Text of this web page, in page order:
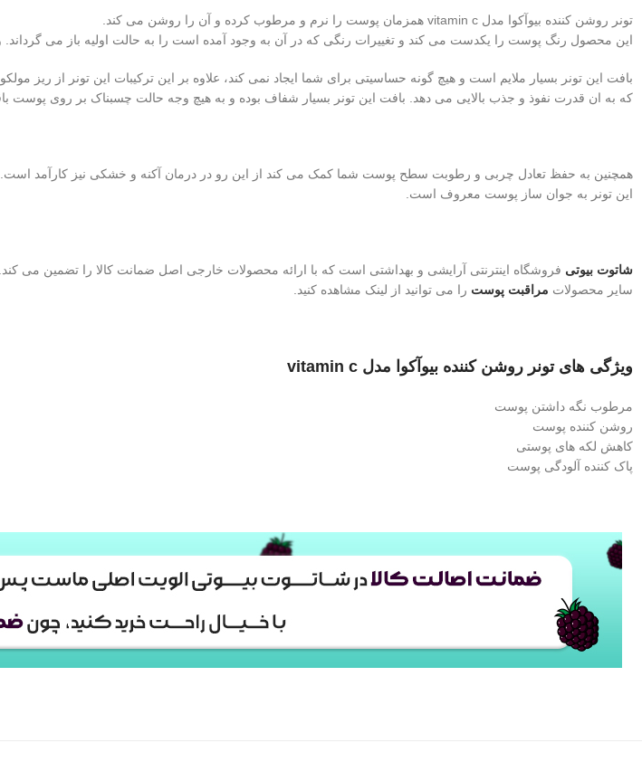
تونر روشن کننده بیوآکوا مدل vitamin c همزمان پوست را نرم و مرطوب کرده و آن را روشن می کند.
این محصول رنگ پوست را یکدست می کند و تغییرات رنگی که در آن به وجود آمده است را به حالت اولیه باز می گرداند.
بافت این تونر بسیار ملایم است و هیچ گونه حساسیتی برای شما ایجاد نمی کند، علاوه بر این ترکیبات این تونر از ریز
که به ان قدرت نفوذ و جذب بالایی می دهد. بافت این تونر بسیار شفاف بوده و به هیچ وجه حالت چسبناک بر روی پوست
همچنین به حفظ تعادل چربی و رطوبت سطح پوست شما کمک می کند از این رو در درمان آکنه و خشکی نیز کارآمد است.
این تونر به جوان ساز پوست معروف است.
شاتوت بیوتی فروشگاه اینترنتی آرایشی و بهداشتی است که با ارائه محصولات خارجی اصل ضمانت کالا را تضمین می کند.
سایر محصولات مراقبت پوست را می توانید از لینک مشاهده کنید.
ویژگی های تونر روشن کننده بیوآکوا مدل vitamin c
مرطوب نگه داشتن پوست
روشن کننده پوست
کاهش لکه های پوستی
پاک کننده آلودگی پوست